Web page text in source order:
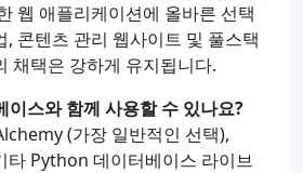
웹 애플리케이션에 올바른 선택
, 콘텐츠 관리 웹사이트 및 풀스택
채택은 강하게 유지됩니다.
스와 함께 사용할 수 있나요?
(가장 일반적인 선택),
Python 데이터베이스 라이브